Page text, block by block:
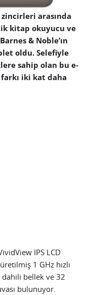
arasında
kitap okuyucu ve
& Noble’ın
oldu. Selefiyle
sahip olan bu e-
iki kat daha
IPS LCD
1 GHz hızlı
bellek ve 32
bulunuyor.